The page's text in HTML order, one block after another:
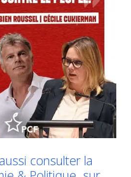
consulter la